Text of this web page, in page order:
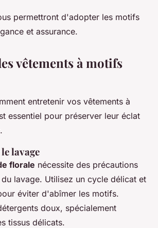
permettront d'adopter les motifs
et assurance.
vêtements à motifs
entretenir vos vêtements à
essentiel pour préserver leur éclat
lavage
florale nécessite des précautions
lavage. Utilisez un cycle délicat et
éviter d'abîmer les motifs.
doux, spécialement
tissus délicats.